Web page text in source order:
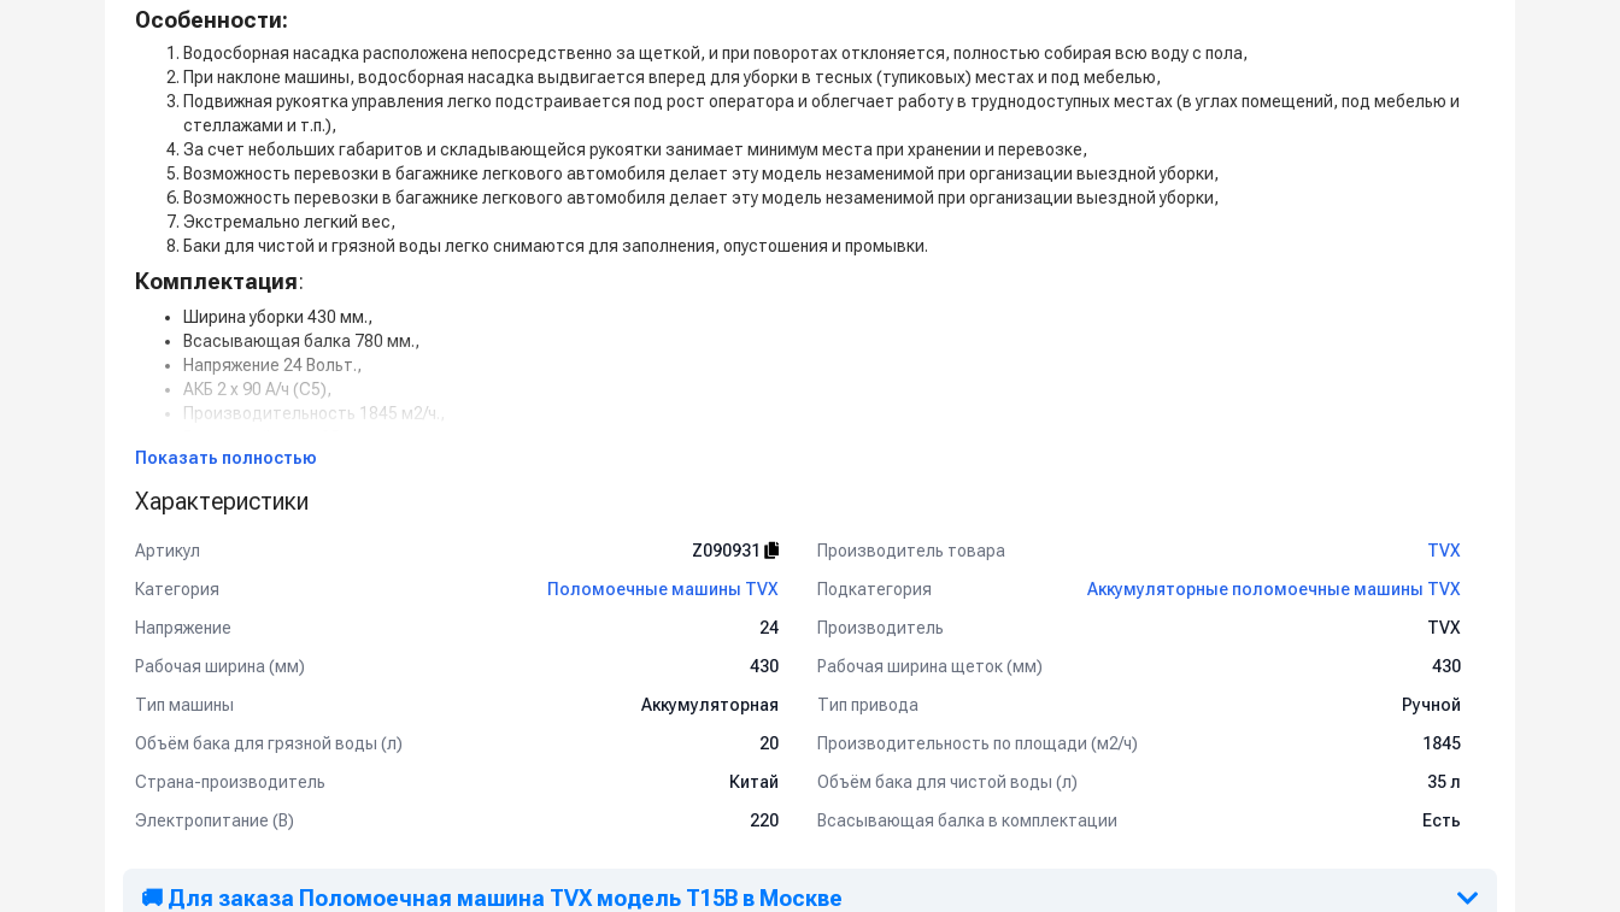
Особенности:
Водосборная насадка расположена непосредственно за щеткой, и при поворотах отклоняется, полностью собирая всю воду с пола,
При наклоне машины, водосборная насадка выдвигается вперед для уборки в тесных (тупиковых) местах и под мебелью,
Подвижная рукоятка управления легко подстраивается под рост оператора и облегчает работу в труднодоступных местах (в углах помещений, под мебелью и
стеллажами и т.п.),
За счет небольших габаритов и складывающейся рукоятки занимает минимум места при хранении и перевозке,
Возможность перевозки в багажнике легкового автомобиля делает эту модель незаменимой при организации выездной уборки,
Возможность перевозки в багажнике легкового автомобиля делает эту модель незаменимой при организации выездной уборки,
Экстремально легкий вес,
Баки для чистой и грязной воды легко снимаются для заполнения, опустошения и промывки.
Комплектация:
Ширина уборки 430 мм.,
Всасывающая балка 780 мм.,
Напряжение 24 Вольт.,
АКБ 2 х 90 А/ч (С5),
Производительность 1845 м2/ч.,
Бак грязной воды 40 л.
Показать полностью
Характеристики
Артикул Z090931 Производитель товара
TVX
Категория
Поломоечные машины TVX Подкатегория
Аккумуляторные поломоечные машины TVX
Напряжение
24 Производитель
TVX
Рабочая ширина (мм)
430 Рабочая ширина щеток (мм)
430
Тип машины
Аккумуляторная Тип привода
Ручной
Объём бака для грязной воды (л)
20 Производительность по площади (м2/ч)
1845
Страна-производитель
Китай Объём бака для чистой воды (л)
35 л
Электропитание (В)
220 Всасывающая балка в комплектации Есть
🚚 Для заказа Поломоечная машина TVX модель T15B в Москве